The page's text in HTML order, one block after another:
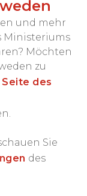
und mehr
Ministeriums
Möchten
zu
Seite des
Sie
des